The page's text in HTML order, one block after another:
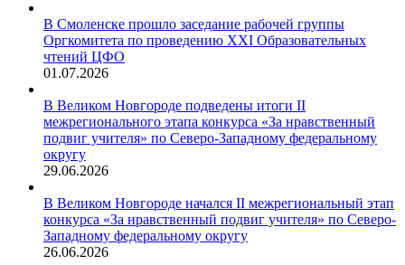
В Смоленске прошло заседание рабочей группы
Оргкомитета по проведению XXI Образовательных
чтений ЦФО
01.07.2026
В Великом Новгороде подведены итоги II
межрегионального этапа конкурса «За нравственный
подвиг учителя» по Северо-Западному федеральному
округу
29.06.2026
В Великом Новгороде начался II межрегиональный этап
конкурса «За нравственный подвиг учителя» по Северо-
Западному федеральному округу
26.06.2026